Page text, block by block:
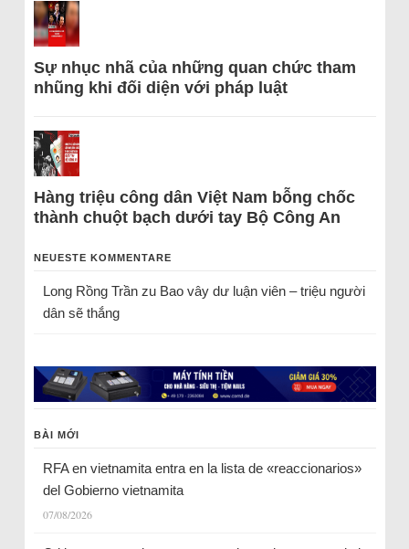
Sự nhục nhã của những quan chức tham
nhũng khi đối diện với pháp luật
Hàng triệu công dân Việt Nam bỗng chốc
thành chuột bạch dưới tay Bộ Công An
NEUESTE KOMMENTARE
Long Rồng Trầnzu Bao vây dư luận viên – triệu người
dân sẽ thắng
BÀI MỚI
RFA en vietnamita entra en la lista de «reaccionarios»
del Gobierno vietnamita
07/08/2026